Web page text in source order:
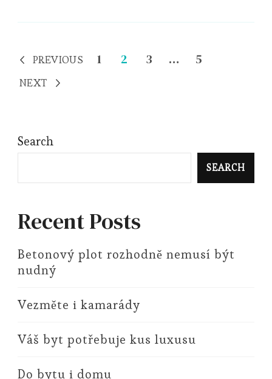
Posts
pagination
PREVIOUS Page
1 Page
2 Page
3 … Page
5
NEXT
Search
SEARCH
Recent Posts
Betonový plot rozhodně nemusí být
nudný
Vezměte i kamarády
Váš byt potřebuje kus luxusu
Do bytu i domu